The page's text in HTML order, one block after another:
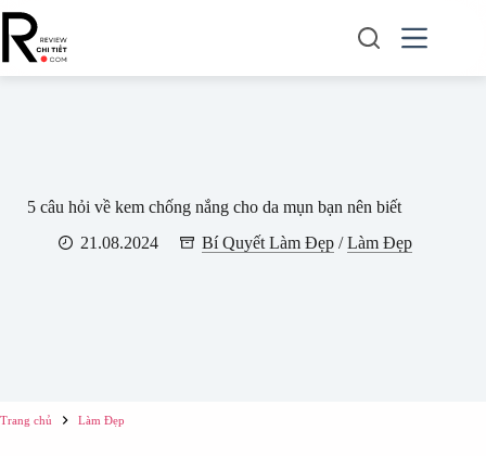
Chuyển
phần
nội
5 câu hỏi về kem chống nắng cho da mụn bạn nên biết
21.08.2024
Bí Quyết Làm Đẹp /Làm Đẹp
Trang chủ Làm Đẹp